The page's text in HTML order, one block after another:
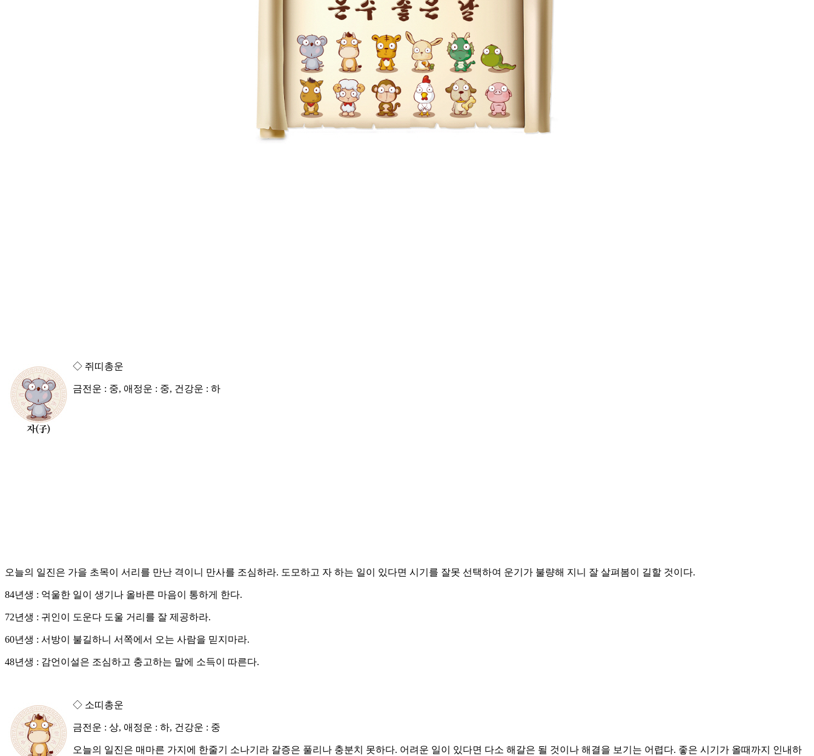
◇ 쥐띠총운
금전운 : 중, 애정운 : 중, 건강운 : 하
오늘의 일진은 가을 초목이 서리를 만난 격이니 만사를 조심하라. 도모하고 자 하는 일이 있다면 시기를 잘못 선택하여 운기가 불량해 지니 잘 살펴봄이 길할 것이다.
84년생 : 억울한 일이 생기나 올바른 마음이 통하게 한다.
72년생 : 귀인이 도운다 도울 거리를 잘 제공하라.
60년생 : 서방이 불길하니 서쪽에서 오는 사람을 믿지마라.
48년생 : 감언이설은 조심하고 충고하는 말에 소득이 따른다.
◇ 소띠총운
금전운 : 상, 애정운 : 하, 건강운 : 중
오늘의 일진은 매마른 가지에 한줄기 소나기라 갈증은 풀리나 충분치 못하다. 어려운 일이 있다면 다소 해갈은 될 것이나 해결을 보기는 어렵다. 좋은 시기가 올때까지 인내하